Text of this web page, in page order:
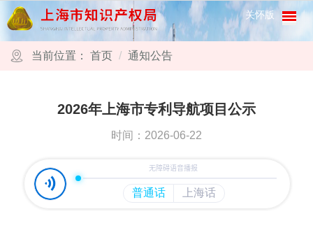
跳转到网站导航区 跳转到主要内容区域 关怀版
当前位置： 首页 通知公告
2026年上海市专利导航项目公示
时间：2026-06-22